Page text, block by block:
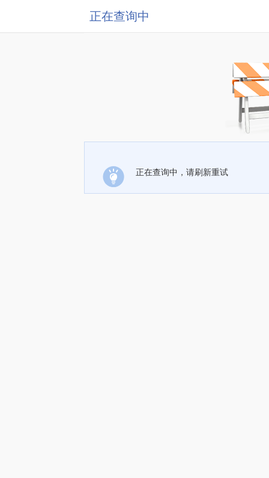
正在查询中
正在查询中，请刷新重试